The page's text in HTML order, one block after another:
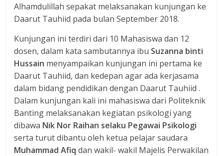
Alhamdulillah sepakat melaksanakan kunjungan ke
Daarut Tauhiid pada bulan September 2018.
Kunjungan ini terdiri dari 10 Mahasiswa dan 12
dosen, dalam kata sambutannya ibu Suzanna binti
Hussain menyampaikan kunjungan ini pertama ke
Daarut Tauhiid, dan kedepan agar ada kerjasama
dalam bidang pendidikan dengan Daarut Tauhiid .
Dalam kunjungan kali ini mahasiswa dari Politeknik
Banting melaksanakan kegiatan psikologi yang
dibawa Nik Nor Raihan selaku Pegawai Psikologi
serta turut dibantu oleh ketua pelajar saudara
Muhammad Afiq dan wakil- wakil Majelis Perwakilan